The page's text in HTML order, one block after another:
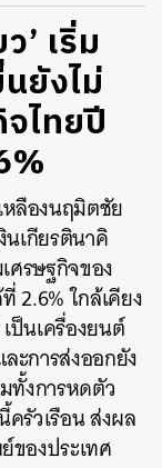
’ เริ่ม
ยังไม่
ไทยปี
ลืองนฤมิตชัย
เกียรตินาคิ
ศรษฐกิจของ
2.6% ใกล้เคียง
ป็นเครื่องยนต์
ะการส่งออกยัง
ทั้งการหดตัว
รัวเรือน ส่งผล
ของประเทศ